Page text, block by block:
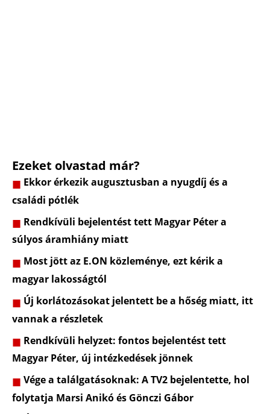
Ezeket olvastad már?
Ekkor érkezik augusztusban a nyugdíj és a
családi pótlék
Rendkívüli bejelentést tett Magyar Péter a
súlyos áramhiány miatt
Most jött az E.ON közleménye, ezt kérik a
magyar lakosságtól
Új korlátozásokat jelentett be a hőség miatt, itt
vannak a részletek
Rendkívüli helyzet: fontos bejelentést tett
Magyar Péter, új intézkedések jönnek
Vége a találgatásoknak: A TV2 bejelentette, hol
folytatja Marsi Anikó és Gönczi Gábor